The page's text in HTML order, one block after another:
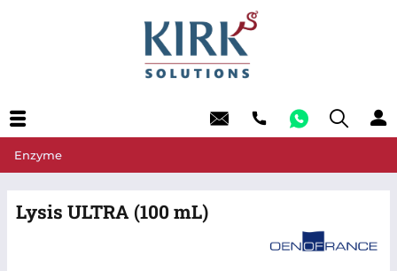
Enzyme
Lysis ULTRA (100 mL)